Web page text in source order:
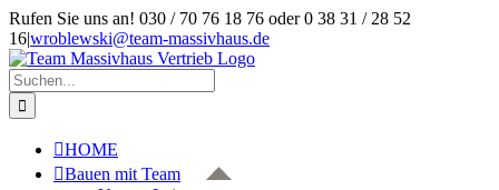
Zum
Inhalt
springen
Rufen Sie uns an! 030 / 70 76 18 76 oder 0 38 31 / 28 52
16|wroblewski@team-massivhaus.de
Suche
nach:
HOME
Bauen mit Team